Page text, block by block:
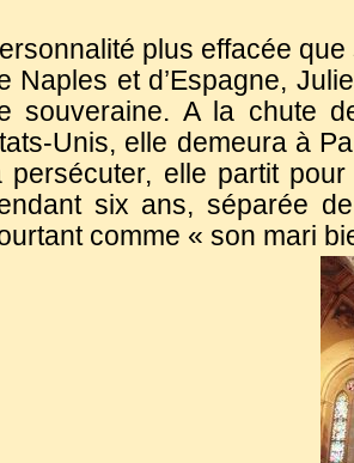
années
en 1840, après
ses
fut
où sa fille
fit
près de
de la
plus effacée
Naples et d’Espagne,
souveraine. A la chute
Unis, elle demeura à
persécuter, elle partit
six ans, séparée
comme « son mari
la suite, elle s'installa
Bien qu'épouse
à 1844, elle ne tenta
mourut moins d’an an
sa fille Charlotte en la
qu’en 1862, la
Dôme à Paris, Julie